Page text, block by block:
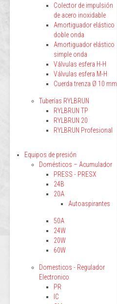
Colector de impulsión
de acero inoxidable
Amortiguador elástico
doble onda
Amortiguador elástico
simple onda
Válvulas esfera H-H
Válvulas esfera M-H
Cuerda trenza Ø 10 mm
Tuberías RYLBRUN
RYLBRUN TP
RYLBRUN 20
RYLBRUN Profesional
Equipos de presión
Domésticos – Acumulador
PRESS - PRESX
24B
20A
Autoaspirantes
50A
24W
20W
60W
Domesticos - Regulador
Electronico
PR
IC